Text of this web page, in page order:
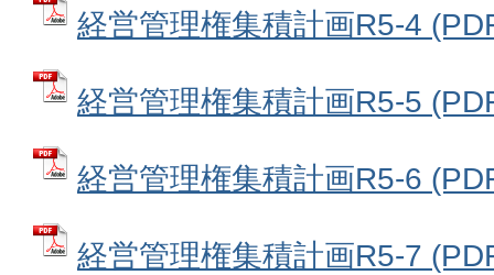
経営管理権集積計画R5-4
経営管理権集積計画R5-5
経営管理権集積計画R5-6
経営管理権集積計画R5-7